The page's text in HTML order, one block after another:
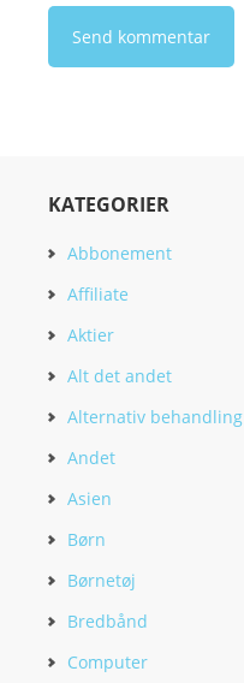
KATEGORIER
Abbonement
Affiliate
Aktier
Alt det andet
Alternativ behandling
Andet
Asien
Børn
Børnetøj
Bredbånd
Computer